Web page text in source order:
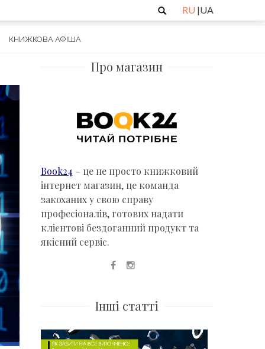
RU |UA
Пошук
КНИЖКОВА АФІША
Про магазин
Book24 – це не просто книжковий
інтернет магазин, це команда
закоханих у свою справу
професіоналів, готових надати
клієнтові бездоганний продукт та
якісний сервіс.
Інші статті